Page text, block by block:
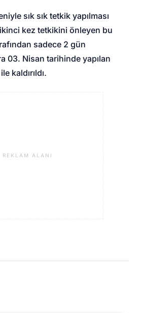
sık sık tetkik yapılması
kez tetkikini önleyen bu
sadece 2 gün
03. Nisan tarihinde yapılan
kaldırıldı.
REKLAM ALANI